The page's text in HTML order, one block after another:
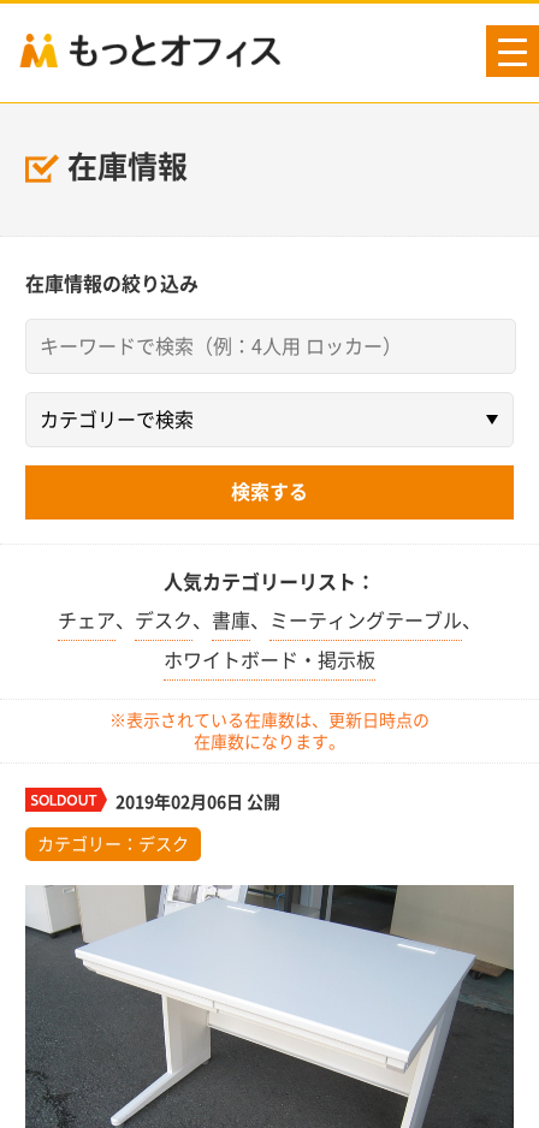
在庫情報
在庫情報の絞り込み
人気カテゴリーリスト：
チェア、 デスク、 書庫、 ミーティングテーブル、
ホワイトボード・掲示板
※表示されている在庫数は、更新日時点の
在庫数になります。
2019年02月06日 公開
カテゴリー： デスク